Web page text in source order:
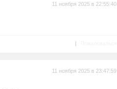
11 ноября 2025 в 22:55:40
|
11 ноября 2025 в 23:47:59